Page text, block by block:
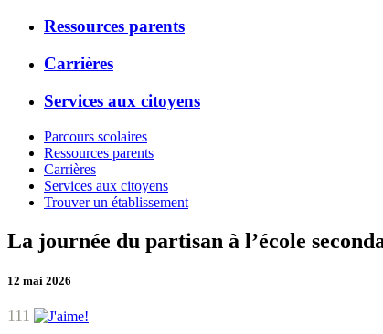
Ressources parents
Carrières
Services aux citoyens
Parcours scolaires
Ressources parents
Carrières
Services aux citoyens
Trouver un établissement
La journée du partisan à l’école
12 mai 2026
111